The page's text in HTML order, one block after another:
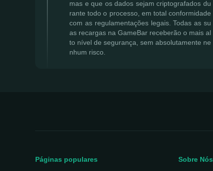
mas e que os dados sejam criptografados du
rante todo o processo, em total conformidade
com as regulamentações legais. Todas as su
as recargas na GameBar receberão o mais al
to nível de segurança, sem absolutamente ne
nhum risco.
Páginas populares Sobre Nós